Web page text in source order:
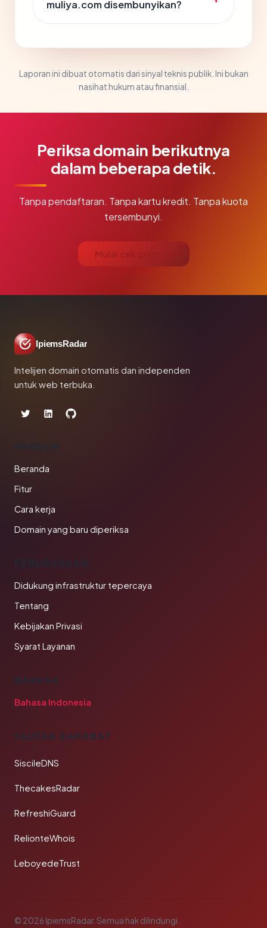
muliya.com disembunyikan?
Laporan ini dibuat otomatis dari sinyal teknis publik. Ini bukan
nasihat hukum atau finansial.
Periksa domain berikutnya
dalam beberapa detik.
Tanpa pendaftaran. Tanpa kartu kredit. Tanpa kuota
tersembunyi.
Mulai cek gratis →
IpiemsRadar
Intelijen domain otomatis dan independen
untuk web terbuka.
PRODUK
Beranda
Fitur
Cara kerja
Domain yang baru diperiksa
PERUSAHAAN
Didukung infrastruktur tepercaya
Tentang
Kebijakan Privasi
Syarat Layanan
BAHASA
Bahasa Indonesia
TAUTAN SAHABAT
SiscileDNS
ThecakesRadar
RefreshiGuard
RelionteWhois
LeboyedeTrust
© 2026 IpiemsRadar. Semua hak dilindungi.